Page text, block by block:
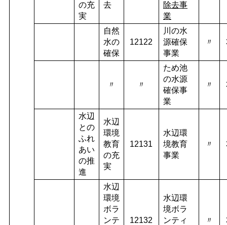
の充
実
去
除去事
業
自然
水の
確保
12122
川の水
源確保
事業
〃
〃 〃
ため池
の水源
確保事
業
〃
水辺
との
ふれ
あい
の推
進
水辺
環境
教育
の充
実
12131
水辺環
境教育
事業
〃
水辺
環境
ボラ
ンテ
12132
水辺環
境ボラ
ンティ
〃